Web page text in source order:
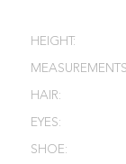
HEIGHT:
HAIR:
EYES:
SHOE: